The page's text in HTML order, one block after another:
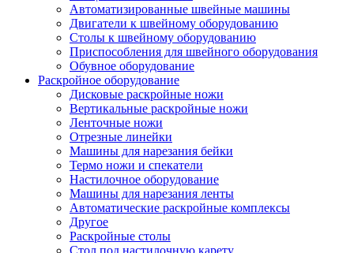
Автоматизированные швейные машины
Двигатели к швейному оборудованию
Столы к швейному оборудованию
Приспособления для швейного оборудования
Обувное оборудование
Раскройное оборудование
Дисковые раскройные ножи
Вертикальные раскройные ножи
Ленточные ножи
Отрезные линейки
Машины для нарезания бейки
Термо ножи и спекатели
Настилочное оборудование
Машины для нарезания ленты
Автоматические раскройные комплексы
Другое
Раскройные столы
Стол под настилочную карету